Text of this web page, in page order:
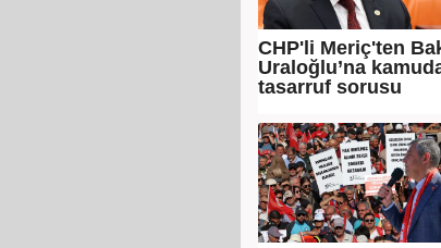
CHP'li Meriç'ten
Uraloğlu’na
tasarruf sorusu